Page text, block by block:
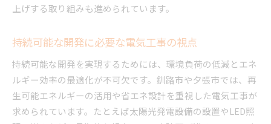
上げする取り組みも進められています。
持続可能な開発に必要な電気工事の視点
持続可能な開発を実現するためには、環境負荷の低減とエネ
ルギー効率の最適化が不可欠です。釧路市や夕張市では、再
生可能エネルギーの活用や省エネ設計を重視した電気工事が
求められています。たとえば太陽光発電設備の設置やLED照